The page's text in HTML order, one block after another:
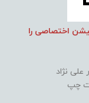
اختصاصی را